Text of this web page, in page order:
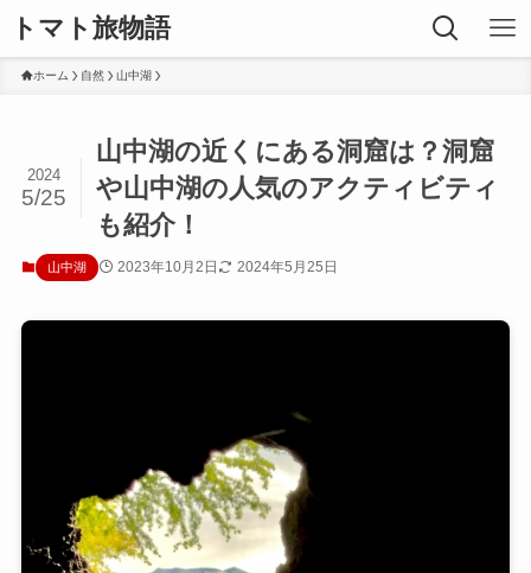
トマト旅物語
ホーム 自然 山中湖
山中湖の近くにある洞窟は？洞窟
や山中湖の人気のアクティビティ
も紹介！
2024
5/25
山中湖 2023年10月2日 2024年5月25日